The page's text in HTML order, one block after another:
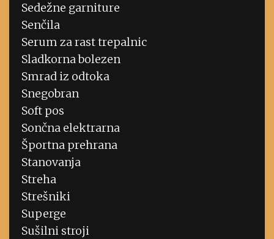
Sedežne garniture
Senčila
Serum za rast trepalnic
Sladkorna bolezen
Smrad iz odtoka
Snegobran
Soft pos
Sončna elektrarna
Športna prehrana
Stanovanja
Streha
Strešniki
Superge
Sušilni stroji